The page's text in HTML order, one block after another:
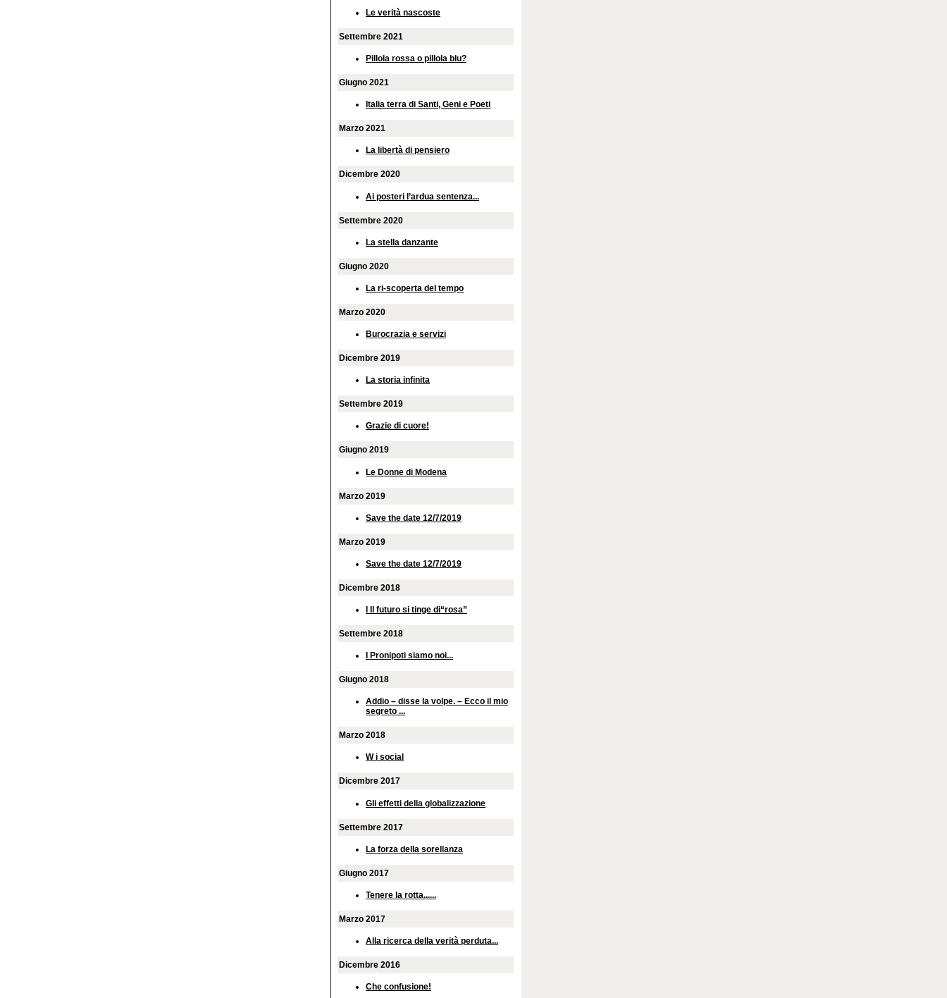
Le verità nascoste
Settembre 2021
Pillola rossa o pillola blu?
Giugno 2021
Italia terra di Santi, Geni e Poeti
Marzo 2021
La libertà di pensiero
Dicembre 2020
Ai posteri l’ardua sentenza...
Settembre 2020
La stella danzante
Giugno 2020
La ri-scoperta del tempo
Marzo 2020
Burocrazia e servizi
Dicembre 2019
La storia infinita
Settembre 2019
Grazie di cuore!
Giugno 2019
Le Donne di Modena
Marzo 2019
Save the date 12/7/2019
Marzo 2019
Save the date 12/7/2019
Dicembre 2018
I Il futuro si tinge di“rosa”
Settembre 2018
I Pronipoti siamo noi...
Giugno 2018
Addio – disse la volpe. – Ecco il mio
segreto ...
Marzo 2018
W i social
Dicembre 2017
Gli effetti della globalizzazione
Settembre 2017
La forza della sorellanza
Giugno 2017
Tenere la rotta......
Marzo 2017
Alla ricerca della verità perduta...
Dicembre 2016
Che confusione!